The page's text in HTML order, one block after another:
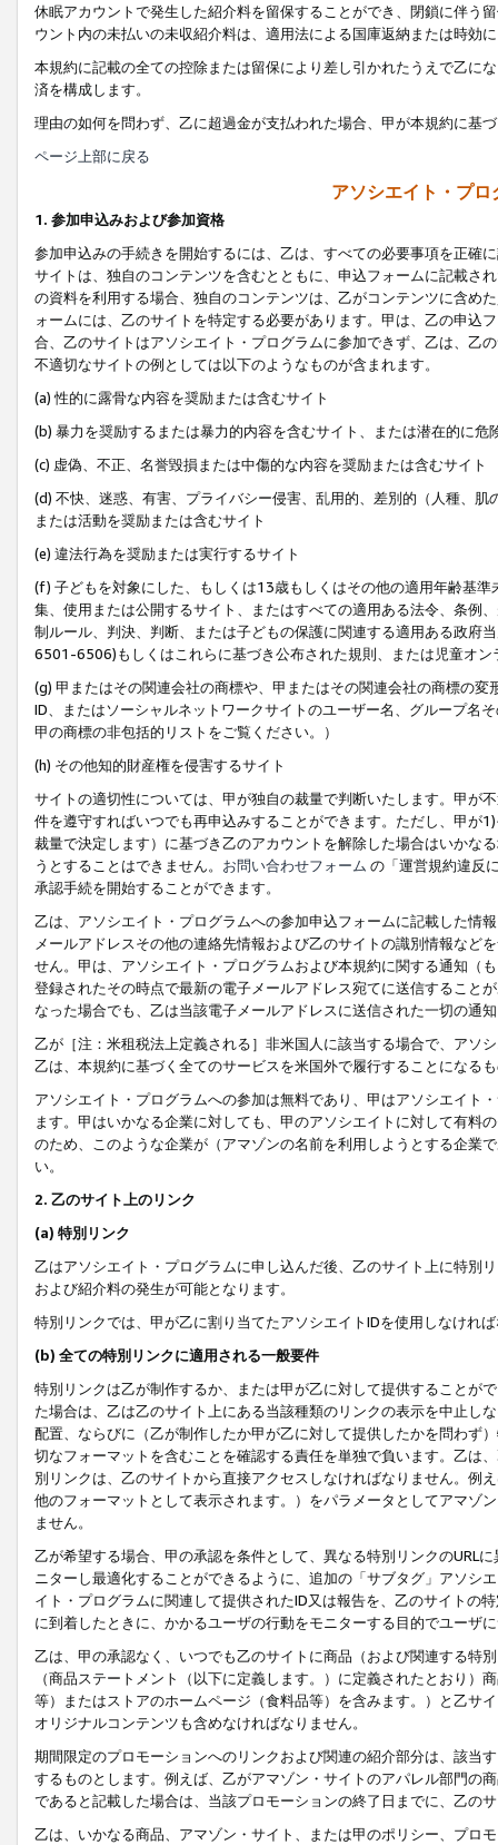
休眠アカウントで発生した紹介料を留保することができ、閉鎖に伴う
ウント内の未払いの未収紹介料は、適用法による国庫返納または時効
本規約に記載の全ての控除または留保により差し引かれたうえで乙に
済を構成します。
理由の如何を問わず、乙に超過金が支払われた場合、甲が本規約に基
ページ上部に戻る
アソシエイト・プ
1. 参加申込みおよび参加資格
参加申込みの手続きを開始するには、乙は、すべての必要事項を正確
サイトは、独自のコンテンツを含むとともに、申込フォームに記載さ
の資料を利用する場合、独自のコンテンツは、乙がコンテンツに含め
ォームには、乙のサイトを特定する必要があります。甲は、乙の申込
合、乙のサイトはアソシエイト・プログラムに参加できず、乙は、乙
不適切なサイトの例としては以下のようなものが含まれます。
(a) 性的に露骨な内容を奨励または含むサイト
(b) 暴力を奨励するまたは暴力的内容を含むサイト、または潜在的に
(c) 虚偽、不正、名誉毀損または中傷的な内容を奨励または含むサイト
(d) 不快、迷惑、有害、プライバシー侵害、乱用的、差別的（人種、
または活動を奨励または含むサイト
(e) 違法行為を奨励または実行するサイト
(f) 子どもを対象にした、もしくは13歳もしくはその他の適用年齢基
集、使用または公開するサイト、またはすべての適用ある法令、条例
制ルール、判決、判断、または子どもの保護に関連する適用ある政府
6501-6506)もしくはこれらに基づき公布された規則、または児童オン
(g) 甲またはその関連会社の商標や、甲またはその関連会社の商標の
ID、またはソーシャルネットワークサイトのユーザー名、グループ名
甲の商標の非包括的リストをご覧ください。）
(h) その他知的財産権を侵害するサイト
サイトの適切性については、甲が独自の裁量で判断いたします。甲が
件を遵守すればいつでも再申込みすることができます。ただし、甲が
裁量で決定します）に基づき乙のアカウントを解除した場合はいかな
うとすることはできません。 お問い合わせフォーム の「運営規約違反
承認手続を開始することができます。
乙は、アソシエイト・プログラムへの参加申込フォームに記載した情
メールアドレスその他の連絡先情報および乙のサイトの識別情報など
せん。甲は、アソシエイト・プログラムおよび本規約に関する通知（
登録されたその時点で最新の電子メールアドレス宛てに送信すること
なった場合でも、乙は当該電子メールアドレスに送信された一切の通
乙が［注：米租税法上定義される］非米国人に該当する場合で、アソ
乙は、本規約に基づく全てのサービスを米国外で履行することになる
アソシエイト・プログラムへの参加は無料であり、甲はアソシエイト
ます。甲はいかなる企業に対しても、甲のアソシエイトに対して有料
のため、このような企業が（アマゾンの名前を利用しようとする企業
い。
2. 乙のサイト上のリンク
(a) 特別リンク
乙はアソシエイト・プログラムに申し込んだ後、乙のサイト上に特別
および紹介料の発生が可能となります。
特別リンクでは、甲が乙に割り当てたアソシエイトIDを使用しなけれ
(b) 全ての特別リンクに適用される一般要件
特別リンクは乙が制作するか、または甲が乙に対して提供することが
た場合は、乙は乙のサイト上にある当該種類のリンクの表示を中止し
配置、ならびに（乙が制作したか甲が乙に対して提供したかを問わず
切なフォーマットを含むことを確認する責任を単独で負います。乙は
別リンクは、乙のサイトから直接アクセスしなければなりません。例
他のフォーマットとして表示されます。）をパラメータとしてアマゾ
ません。
乙が希望する場合、甲の承認を条件として、異なる特別リンクのURL
ニターし最適化することができるように、追加の「サブタグ」アソシ
イト・プログラムに関連して提供されたID又は報告を、乙のサイトの
に到着したときに、かかるユーザの行動をモニターする目的でユーザ
乙は、甲の承認なく、いつでも乙のサイトに商品（および関連する特
（商品ステートメント（以下に定義します。）に定義されたとおり
等）またはストアのホームページ（食料品等）を含みます。）と乙サ
オリジナルコンテンツも含めなければなりません。
期間限定のプロモーションへのリンクおよび関連の紹介部分は、該当
するものとします。例えば、乙がアマゾン・サイトのアパレル部門の
であると記載した場合は、当該プロモーションの終了日までに、乙の
乙は、いかなる商品、アマゾン・サイト、または甲のポリシー、プロ